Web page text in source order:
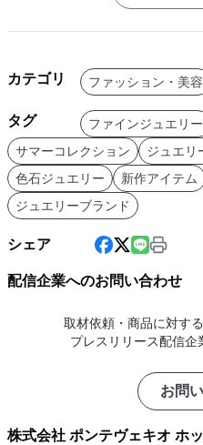
カテゴリ ファッション・美容
タグ ファインジュエリー
サマーコレクション
ジュエリ
色石ジュエリー
新作アイテム
ジュエリーブランド
シェア
配信企業へのお問い合わせ
取材依頼・商品に対す
プレスリリース配信企
お問
株式会社 ポンテヴェキオ ホ